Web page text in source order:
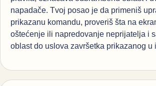
napadače. Tvoj posao je da primeniš
prikazanu komandu, proveriš šta na
oštećenje ili napredovanje neprijatelja i
oblast do uslova završetka prikazanog u